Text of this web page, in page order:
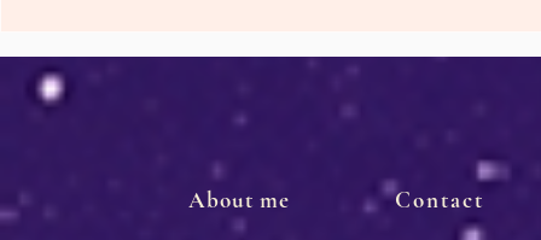
materialización
About me Contact